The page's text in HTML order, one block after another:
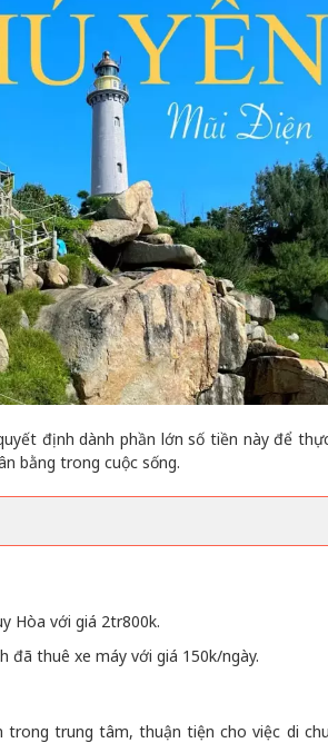
định dành phần lớn số tiền này để
bằng trong cuộc sống.
Hòa với giá 2tr800k.
đã thuê xe máy với giá 150k/ngày.
trung tâm, thuận tiện cho việc di